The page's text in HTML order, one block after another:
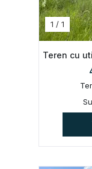
1 / 1
Teren cu